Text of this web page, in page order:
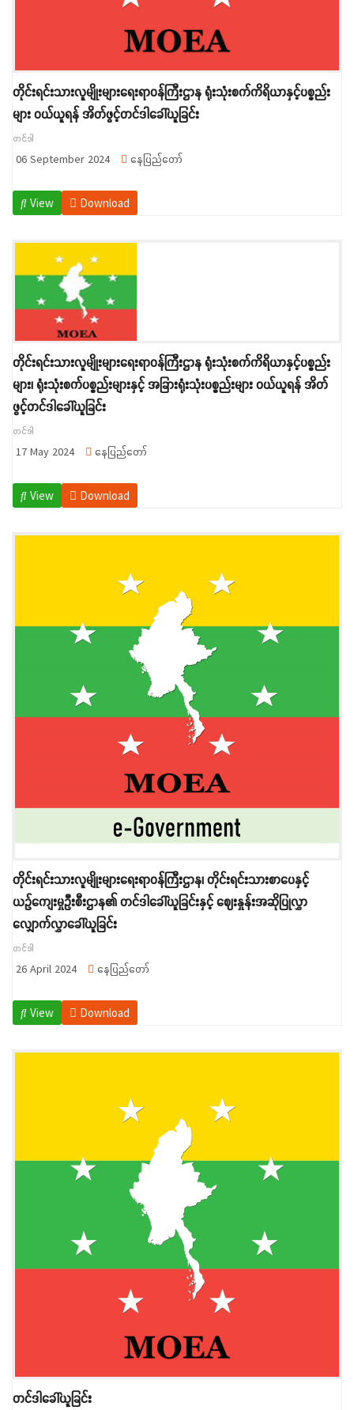
တိုင်းရင်းသားလူမျိုးများရေးရာဝန်ကြီးဌာန ရုံးသုံးစက်ကိရိယာနှင့်ပစ္စည်း
များ ဝယ်ယူရန် အိတ်ဖွင့်တင်ဒါခေါ်ယူခြင်း
တင်ဒါ
06 September 2024 နေပြည်တော်
View Download
တိုင်းရင်းသားလူမျိုးများရေးရာဝန်ကြီးဌာန ရုံးသုံးစက်ကိရိယာနှင့်ပစ္စည်း
များ၊ ရုံးသုံးစက်ပစ္စည်းများနှင့် အခြားရုံးသုံးပစ္စည်းများ ဝယ်ယူရန် အိတ်
ဖွင့်တင်ဒါခေါ်ယူခြင်း
တင်ဒါ
17 May 2024 နေပြည်တော်
View Download
တိုင်းရင်းသားလူမျိုးများရေးရာဝန်ကြီးဌာန၊ တိုင်းရင်းသားစာပေနှင့်
ယဉ်ကျေးမှုဦးစီးဌာန၏ တင်ဒါခေါ်ယူခြင်းနှင့် ဈေးနှုန်းအဆိုပြုလွှာ
လျှောက်လွှာခေါ်ယူခြင်း
တင်ဒါ
26 April 2024 နေပြည်တော်
View Download
တင်ဒါခေါ်ယူခြင်း